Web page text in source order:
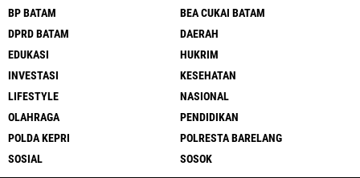
BP BATAM
BEA CUKAI BATAM
DPRD BATAM
DAERAH
EDUKASI
HUKRIM
INVESTASI
KESEHATAN
LIFESTYLE
NASIONAL
OLAHRAGA
PENDIDIKAN
POLDA KEPRI
POLRESTA BARELANG
SOSIAL
SOSOK